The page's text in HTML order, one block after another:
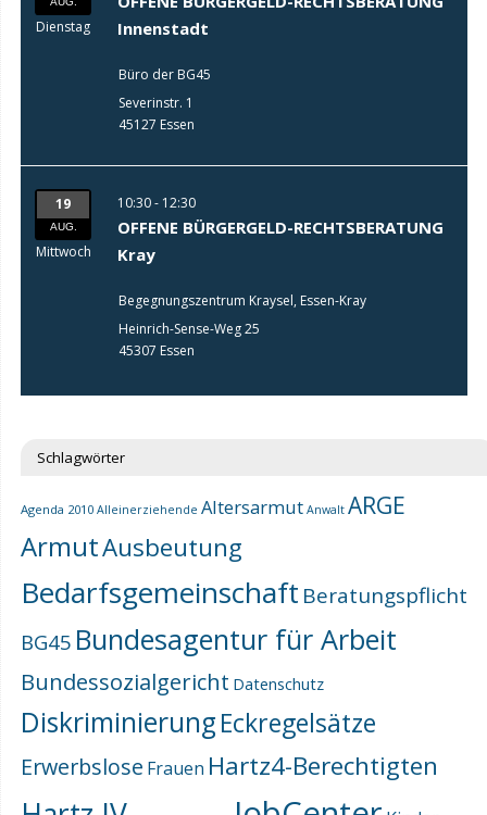
Dienstag
Innenstadt
Büro der BG45
Severinstr. 1
45127 Essen
19
AUG.
Mittwoch
10:30 - 12:30
OFFENE BÜRGERGELD-RECHTSBERATUNG
Kray
Begegnungszentrum Kraysel, Essen-Kray
Heinrich-Sense-Weg 25
45307 Essen
Schlagwörter
Agenda 2010 Alleinerziehende Altersarmut Anwalt ARGE
ArmutAusbeutung
Bedarfsgemeinschaft Beratungspflicht
BG45 Bundesagentur für Arbeit
Bundessozialgericht Datenschutz
DiskriminierungEckregelsätze
Erwerbslose Frauen Hartz4-Berechtigten